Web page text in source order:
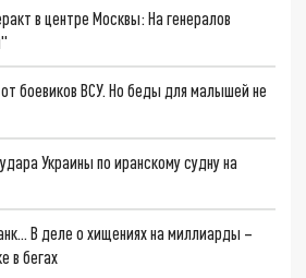
в центре Москвы: На генералов
боевиков ВСУ. Но беды для малышей не
Украины по иранскому судну на
В деле о хищениях на миллиарды –
в бегах